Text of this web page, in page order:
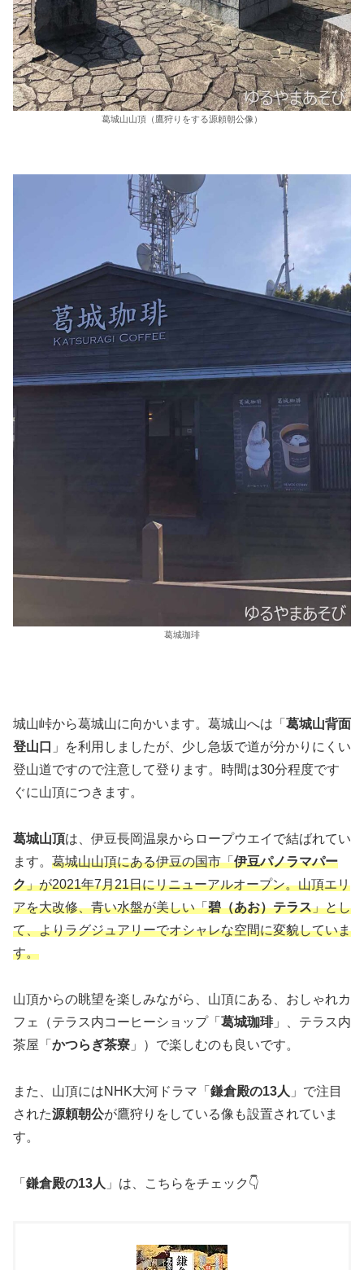
葛城山山頂（鷹狩りをする源頼朝公像）
葛城珈琲
城山峠から葛城山に向かいます。葛城山へは「 葛城山背面
登山口 」を利用しましたが、少し急坂で道が分かりにくい
登山道ですので注意して登ります。時間は30分程度です
ぐに山頂につきます。
葛城山頂は、伊豆長岡温泉からロープウエイで結ばれてい
ます。 葛城山山頂にある伊豆の国市「伊豆パノラマパー
ク」が2021年7月21日にリニューアルオープン。山頂エリ
アを大改修、青い水盤が美しい「碧（あお）テラス」とし
て、よりラグジュアリーでオシャレな空間に変貌していま
す。
山頂からの眺望を楽しみながら、山頂にある、おしゃれカ
フェ（テラス内コーヒーショップ「 葛城珈琲」、テラス内
茶屋「 かつらぎ茶寮 」）で楽しむのも良いです。
また、山頂にはNHK大河ドラマ「 鎌倉殿の13人 」で注目
された源頼朝公が鷹狩りをしている像も設置されていま
す。
「 鎌倉殿の13人 」は、こちらをチェック👇